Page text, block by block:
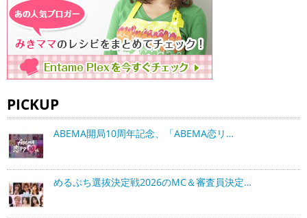
PICKUP
ABEMA開局10周年記念、「ABEMA恋リ…
めるぷち選抜決定戦2026のMC＆審査員決定…